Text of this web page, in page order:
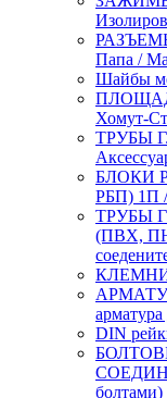
Папа /
Шайбы
Хомут-
ТРУБЫ
БЛОКИ
РБП) 1П /
ТРУБЫ
(ПВХ,
DIN
болтами)